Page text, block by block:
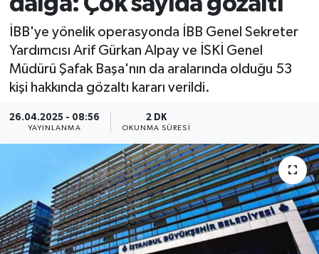
İBB'ye yönelik operasyonda İBB Genel Sekreter
Yardımcısı Arif Gürkan Alpay ve İSKİ Genel
Müdürü Şafak Başa'nın da aralarında olduğu 53
kişi hakkında gözaltı kararı verildi.
26.04.2025 - 08:56
YAYINLANMA
2 DK
OKUNMA SÜRESI
Haber Arşivi